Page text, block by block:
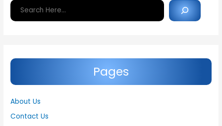
Search
Pages
About Us
Contact Us